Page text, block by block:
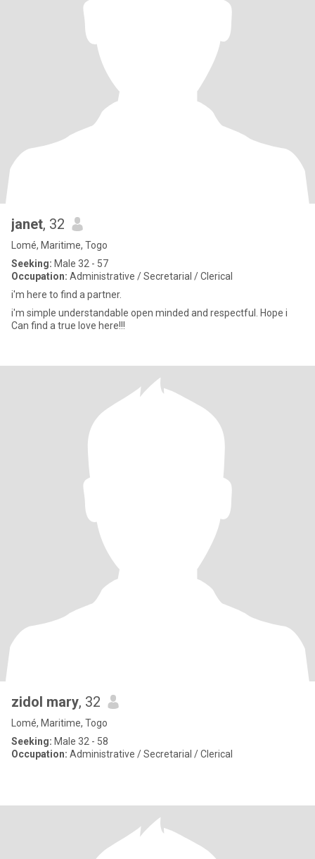
janet, 32
Lomé, Maritime, Togo
Seeking: Male 32 - 57
Occupation: Administrative / Secretarial / Clerical
i'm here to find a partner.
i'm simple understandable open minded and respectful. Hope i
Can find a true love here!!!
zidol mary, 32
Lomé, Maritime, Togo
Seeking: Male 32 - 58
Occupation: Administrative / Secretarial / Clerical